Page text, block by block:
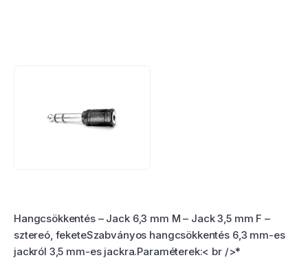
Hangcsökkentés – Jack 6,3 mm M – Jack 3,5 mm F –
sztereó, feketeSzabványos hangcsökkentés 6,3 mm-es
jackról 3,5 mm-es jackra.Paraméterek:< br />*